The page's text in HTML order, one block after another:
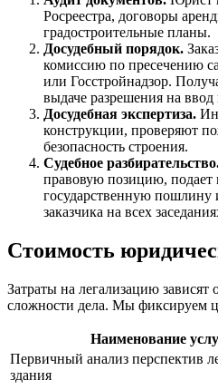
Росреестра, договоры
градостроительные планы.
Досудебный порядок.
комиссию по пресечению
или Госстройнадзор.
выдаче разрешения на
Досудебная экспертиза.
конструкции, проверяют
безопасность строения.
Судебное
правовую позицию, подает
государственную пошлину
заказчика на всех
Стоимость
Затраты на легализацию зависят
сложности дела. Мы фиксируем
Наименование
Первичный анализ перспектив
здания